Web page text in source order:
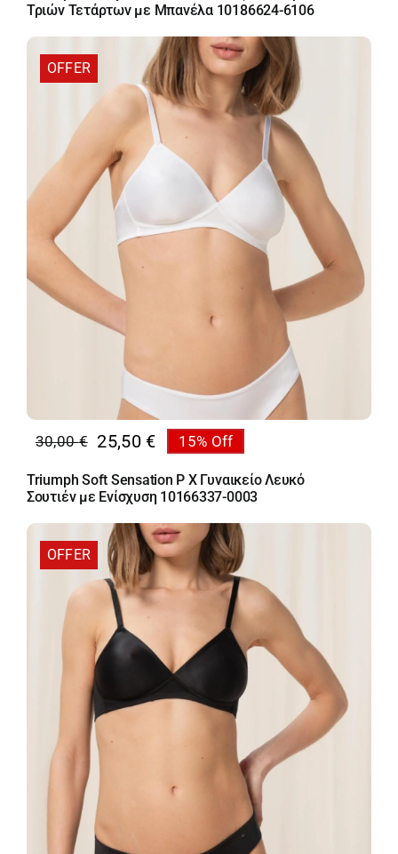
was:
τιμή
29,75 €.
Τριών Τετάρτων με Μπανέλα 10186624-6106
OFFER
30,00€
Original
price
was:
25,50 €
Η
τρέχουσα
τιμή
25,50 €.
15% Off
Triumph Soft Sensation P X Γυναικείο Λευκό
Σουτιέν με Ενίσχυση 10166337-0003
OFFER